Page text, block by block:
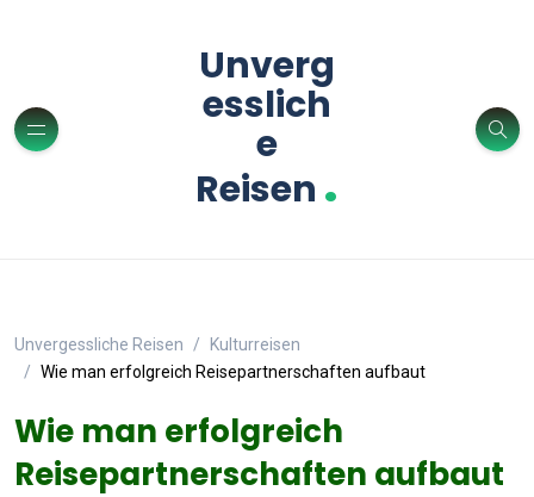
Unverg
esslich
e
Reisen .
Unvergessliche Reisen
Kulturreisen
Wie man erfolgreich Reisepartnerschaften aufbaut
Wie man erfolgreich
Reisepartnerschaften aufbaut